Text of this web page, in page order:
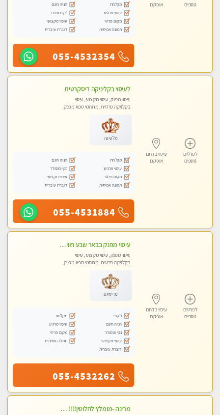
נוספים
אופקים
מקלחת
חניה חינם
עיסוי מרגיע
נקי ומסודר
מקום פרטי
עיסוי מקצועי
תמונה אמיתית
דוברת עיברית
055-4532354
לפרטים
נוספים
עיסוי בדרום
אופקים
לעיסוי בקליניקה דיסקרטית
עיסוי מפנק, עיסוי מקצועי, עיסוי
בקלניקה פרטית, מתחמי ספא מפנק,
פלטינה
מקלחת
חניה חינם
עיסוי מרגיע
נקי ומסודר
מקום פרטי
עיסוי מקצועי
תמונה אמיתית
דוברת עיברית
055-4531884
לפרטים
נוספים
עיסוי בדרום
אופקים
עיסוי מפנק בבאר שבע חוויה מרגיעה ובלתי נשכחת מעסות מקצועיות
עיסוי מפנק, עיסוי מקצועי, עיסוי
בקלניקה פרטית, מתחמי ספא מפנק,
פרימיום
ג'קוזי
מקלחת
חניה חינם
עיסוי מרגיע
נקי ומסודר
מקום פרטי
עיסוי מקצועי
תמונה אמיתית
דוברת עיברית
055-4532262
מרינה -מומלץ לחלוטין!!!! מעסה איכותית מקצועית ומפנקת מאוד .פרטי!